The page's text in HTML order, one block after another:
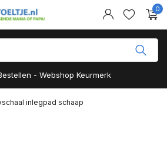
0
- Webshop Keurmerk
inlegpad schaap